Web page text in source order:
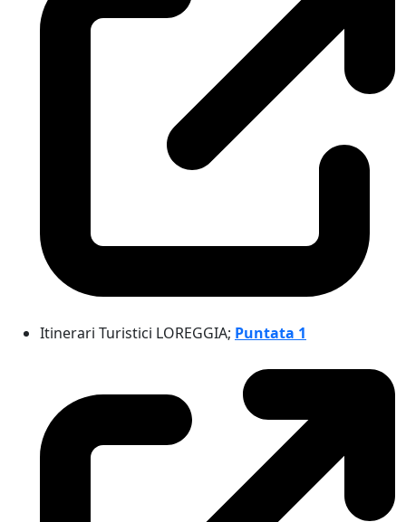
Itinerari Turistici LOREGGIA; Puntata 1